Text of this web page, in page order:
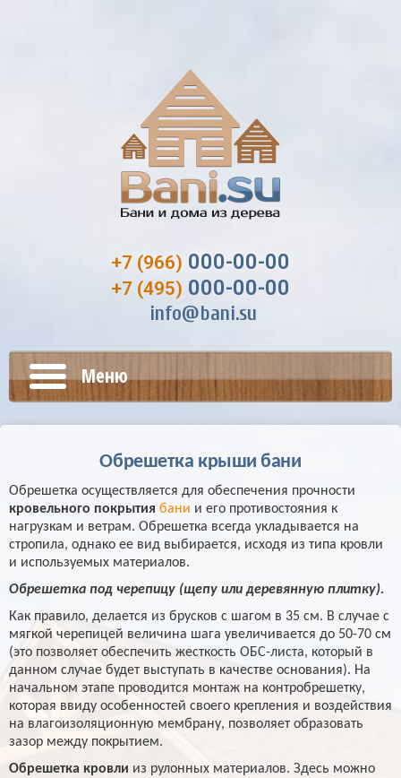
+7 (966) 000-00-00
+7 (495) 000-00-00
info@bani.su
Обрешетка крыши бани
Обрешетка осуществляется для обеспечения прочности
кровельного покрытия бани и его противостояния к
нагрузкам и ветрам. Обрешетка всегда укладывается на
стропила, однако ее вид выбирается, исходя из типа кровли
и используемых материалов.
Обрешетка под черепицу (щепу или деревянную плитку).
Как правило, делается из брусков с шагом в 35 см. В случае с
мягкой черепицей величина шага увеличивается до 50-70 см
(это позволяет обеспечить жесткость ОБС-листа, который в
данном случае будет выступать в качестве основания). На
начальном этапе проводится монтаж на контробрешетку,
которая ввиду особенностей своего крепления и воздействия
на влагоизоляционную мембрану, позволяет образовать
зазор между покрытием.
Обрешетка кровли из рулонных материалов. Здесь можно